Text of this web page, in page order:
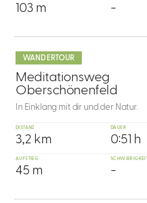
103 m -
WANDERTOUR
5
Meditationsweg
Oberschönenfeld
In Einklang mit dir und der Natur.
DISTANZ
3,2 km
DAUER
0:51 h
AUFSTIEG
45 m
SCHWIERIGKEIT
-
dazu